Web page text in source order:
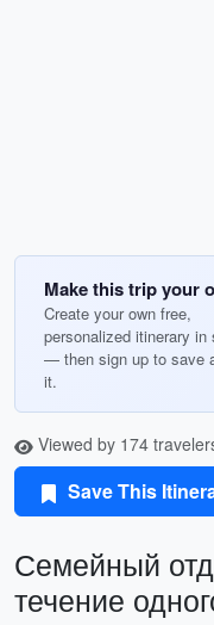
Make this trip your
Create your own free,
personalized itinerary in
— then sign up to save
it.
Viewed by 174
Save This
Семейный
течение